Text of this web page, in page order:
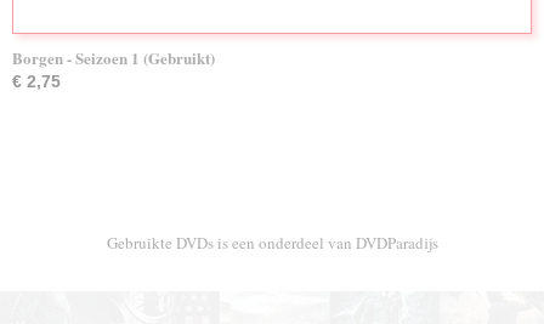
Borgen - Seizoen 1 (Gebruikt)
€ 2,75
Gebruikte DVDs is een onderdeel van DVDParadijs